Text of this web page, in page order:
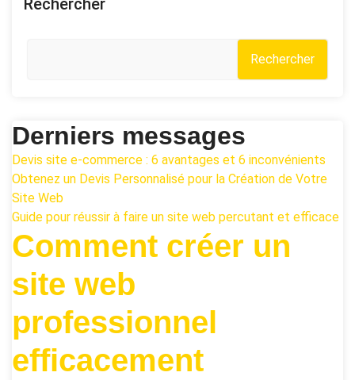
Rechercher
Rechercher
Derniers messages
Devis site e-commerce : 6 avantages et 6 inconvénients
Obtenez un Devis Personnalisé pour la Création de Votre
Site Web
Guide pour réussir à faire un site web percutant et efficace
Comment créer un
site web
professionnel
efficacement